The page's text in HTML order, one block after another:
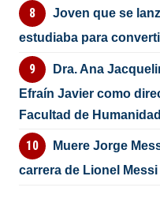
Joven que se
estudiaba para
Dra. Ana
Efraín Javier como
Facultad de
Muere Jorge
carrera de Lionel Messi